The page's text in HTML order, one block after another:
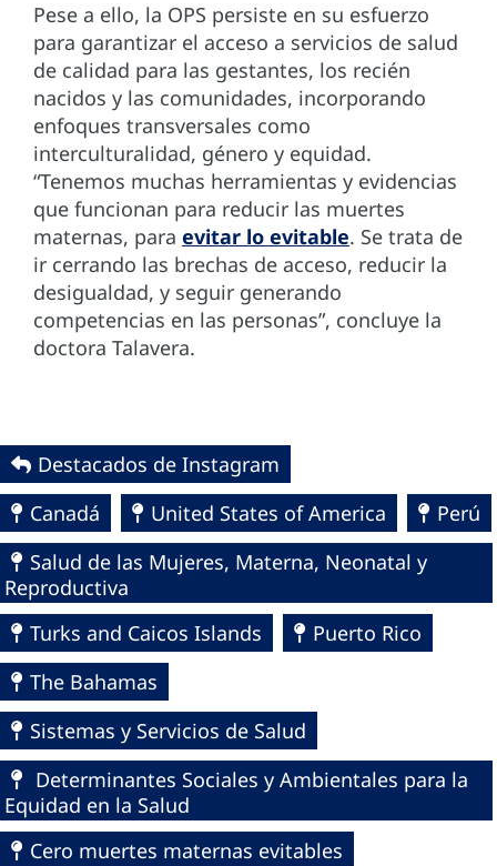
Pese a ello, la OPS persiste en su esfuerzo
para garantizar el acceso a servicios de salud
de calidad para las gestantes, los recién
nacidos y las comunidades, incorporando
enfoques transversales como
interculturalidad, género y equidad.
“Tenemos muchas herramientas y evidencias
que funcionan para reducir las muertes
maternas, para evitar lo evitable. Se trata de
ir cerrando las brechas de acceso, reducir la
desigualdad, y seguir generando
competencias en las personas”, concluye la
doctora Talavera.
Destacados de Instagram
Canadá
United States of America
Perú
Salud de las Mujeres, Materna, Neonatal y
Reproductiva
Turks and Caicos Islands
Puerto Rico
The Bahamas
Sistemas y Servicios de Salud
Determinantes Sociales y Ambientales para la
Equidad en la Salud
Cero muertes maternas evitables